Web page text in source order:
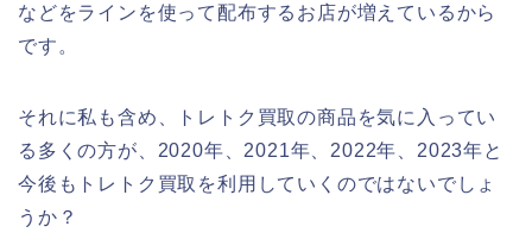
などをラインを使って配布するお店が増えているから
です。
それに私も含め、トレトク買取の商品を気に入ってい
る多くの方が、2020年、2021年、2022年、2023年と
今後もトレトク買取を利用していくのではないでしょ
うか？